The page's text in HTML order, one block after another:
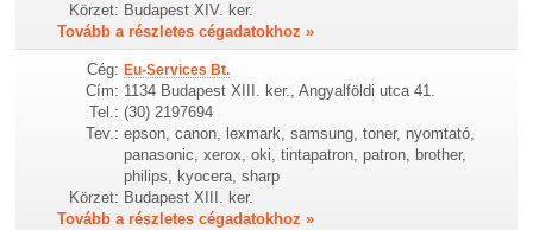
Körzet: Budapest XIV. ker.
Tovább a részletes cégadatokhoz »
Cég: Eu-Services Bt.
Cím: 1134 Budapest XIII. ker., Angyalföldi utca 41.
Tel.: (30) 2197694
Tev.: epson, canon, lexmark, samsung, toner, nyomtató,
panasonic, xerox, oki, tintapatron, patron, brother,
philips, kyocera, sharp
Körzet: Budapest XIII. ker.
Tovább a részletes cégadatokhoz »